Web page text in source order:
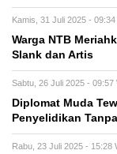
Kamis, 31 Juli 2025 - 09:34
Warga NTB
Slank dan Artis
Sabtu, 26 Juli 2025 - 09:57
Diplomat Muda
Penyelidikan
Rabu, 23 Juli 2025 - 15:28